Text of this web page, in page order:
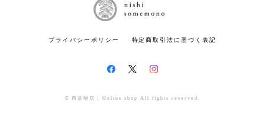
プライバシーポリシー 特定商取引法に基づく表記
© 西染物店 | Online shop All rights reserved.